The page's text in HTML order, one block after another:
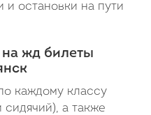
и остановки на пути
жд билеты
каждому классу
сидячий), а также